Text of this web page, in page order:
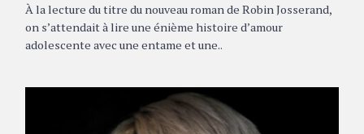
À la lecture du titre du nouveau roman de Robin Josserand,
on s’attendait à lire une énième histoire d’amour
adolescente avec une entame et une..